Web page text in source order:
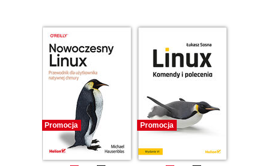
Promocja Promocja